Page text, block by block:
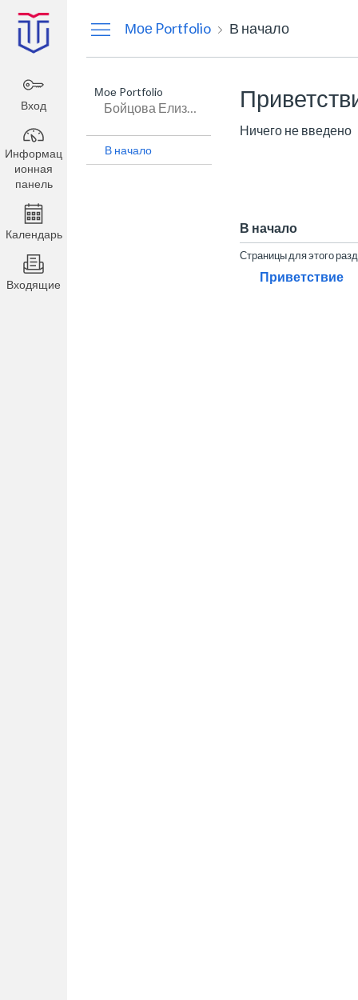
панель
Вход
Информац
ионная
панель
Календарь
Входящие
Мое Portfolio В начало
Мое Portfolio
Бойцова Елизавета Алексеевна
В начало
Ничего не введено
В начало
Страницы для этого
Приветствие